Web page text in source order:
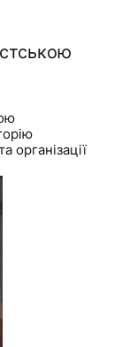
організації